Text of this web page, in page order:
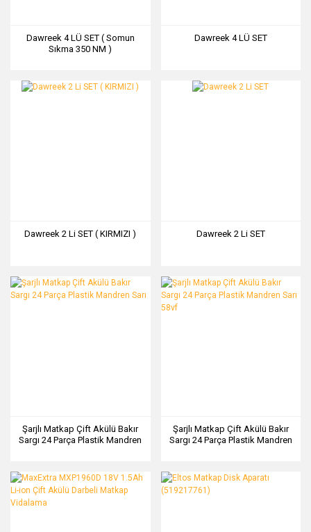
Dawreek 4 LÜ SET ( Somun
Sıkma 350 NM )
Dawreek 4 LÜ SET
Dawreek 2 Li SET ( KIRMIZI ) Dawreek 2 Li SET
Şarjlı Matkap Çift Akülü Bakır
Sargı 24 Parça Plastik Mandren
Şarjlı Matkap Çift Akülü Bakır
Sargı 24 Parça Plastik Mandren